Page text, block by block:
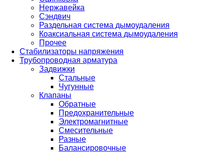
Нержавейка
Сэндвич
Раздельная система дымоудаления
Коаксиальная система дымоудаления
Прочее
Стабилизаторы напряжения
Трубопроводная арматура
Задвижки
Стальные
Чугунные
Клапаны
Обратные
Предохранительные
Электромагнитные
Смесительные
Разные
Балансировочные